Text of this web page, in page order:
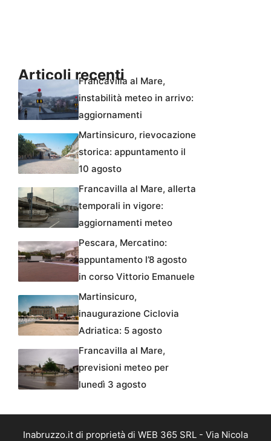
Articoli recenti
Francavilla al Mare,
instabilità meteo in arrivo:
aggiornamenti
Martinsicuro, rievocazione
storica: appuntamento il
10 agosto
Francavilla al Mare, allerta
temporali in vigore:
aggiornamenti meteo
Pescara, Mercatino:
appuntamento l’8 agosto
in corso Vittorio Emanuele
Martinsicuro,
inaugurazione Ciclovia
Adriatica: 5 agosto
Francavilla al Mare,
previsioni meteo per
lunedì 3 agosto
Inabruzzo.it di proprietà di WEB 365 SRL - Via Nicola